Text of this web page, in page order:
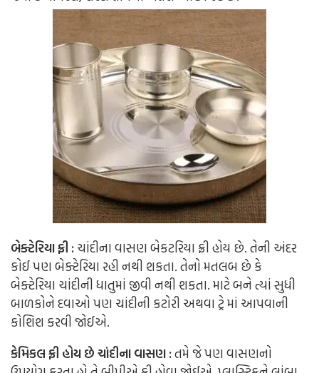
બેક્ટેરિયા ફ્રી :ચાંદીના વાસણ બેકટરિયા ફ્રી હોય છે. તેની અંદર
કોઈ પણ બેક્ટેરિયા રહી નથી શકતા. તેનો મતલબ છે કે
બેક્ટેરિયા ચાંદીની ધાતુમાં જીવી નથી શકતા. માટે બને ત્યાં સુધી
બાળકોને દવાઓ પણ ચાંદીની કટોરી અથવા ટ્રે માં આપવાની
કોશિશ કરવી જોઈએ.
કેમિકલ ફ્રી હોય છે ચાંદીના વાસણ :તમે જે પણ વાસણનો